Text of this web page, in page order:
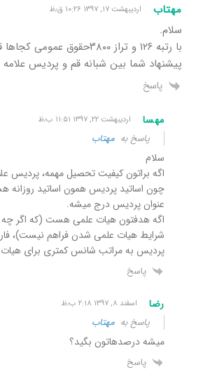
مهتاب اردیبهشت ۱۷, ۱۳۹۷ ۱۰:۲۶ ق٫ظ
سلام.
با رتبه ۱۲۶ و تراز ۳۸۰۰حقوق عمومی کجاها قبول میشم.
پیشنهاد شما بین شبانه قم و پردیس
پاسخ
مهسا اردیبهشت ۲۲, ۱۳۹۷ ۱۱:۵۱ ب٫ظ
پاسخ به مهتاب
سلام
اگه براتون کیفیت تحصیل مهمه، پردیس
چون اساتید پردیس همون اساتید روزانه
عنوان پردیس درج میشه.
اگه هدفتون هیات علمی هست (که اگر چه
شرایط هیات علمی شدن فراهم نیست)،
پردیس به مراتب شانس کمتری برای
پاسخ
رضا اسفند ۸, ۱۳۹۷ ۲:۱۸ ب٫ظ
پاسخ به مهتاب
میشه درصدهاتون بگید؟
پاسخ